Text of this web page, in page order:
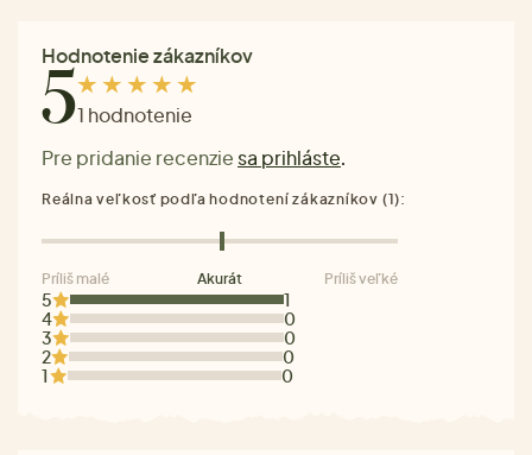
Hodnotenie zákazníkov
51 hodnotenie
Pre pridanie recenzie sa prihláste.
5
1
4
0
3
0
2
0
1
0
Reálna veľkosť podľa hodnotení zákazníkov (1):
Príliš malé Akurát Príliš veľké